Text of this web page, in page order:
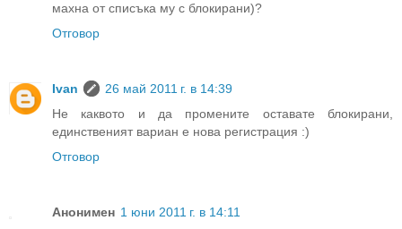
махна от списъка му с блокирани)?
Отговор
Ivan
26 май 2011 г. в 14:39
Не каквото и да промените оставате блокирани,
единственият вариан е нова регистрация :)
Отговор
Анонимен 1 юни 2011 г. в 14:11